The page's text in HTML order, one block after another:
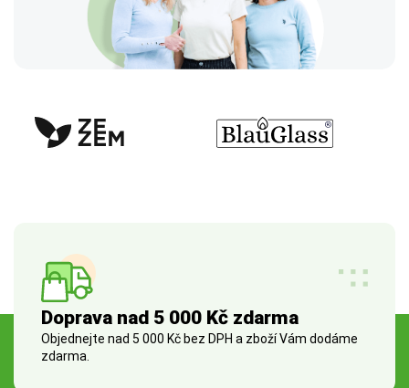
Doprava nad 5 000 Kč zdarma
Objednejte nad 5 000 Kč bez DPH a zboží Vám dodáme
zdarma.